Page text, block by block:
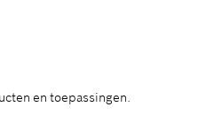
en toepassingen.